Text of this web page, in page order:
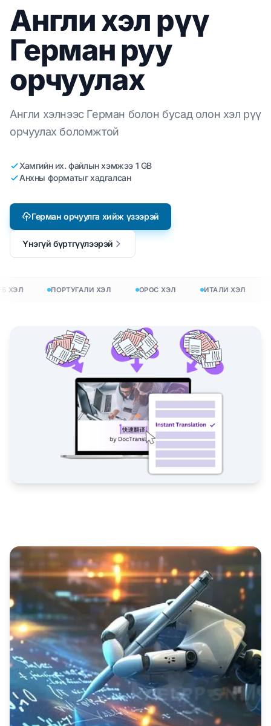
Англи хэл рүү
Герман руу
орчуулах
Англи хэлнээс Герман болон бусад олон хэл рүү
орчуулах боломжтой
Хамгийн их. файлын хэмжээ 1 GB
Анхны форматыг хадгалсан
Герман орчуулга хийж үзээрэй
Үнэгүй бүртгүүлээрэй
ХЭЛ ПОРТУГАЛИ ХЭЛ ОРОС ХЭЛ ИТАЛИ ХЭЛ